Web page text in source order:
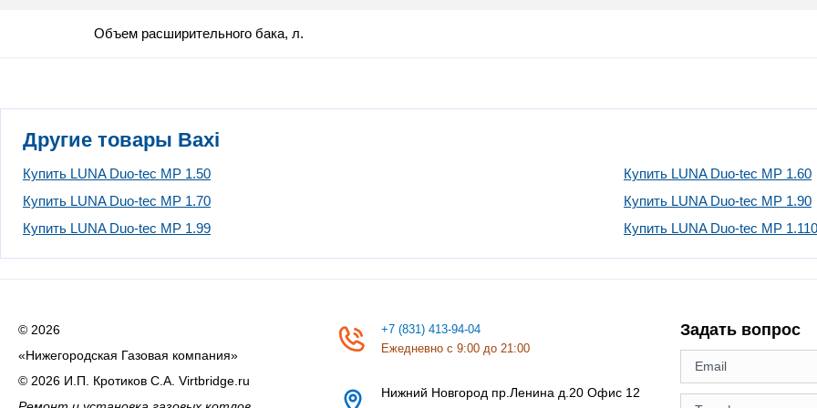
Объем расширительного бака, л.
Другие товары Baxi
Купить LUNA Duo-tec MP 1.50
Купить LUNA Duo-tec MP 1.60
Купить LUNA Duo-tec MP 1.70
Купить LUNA Duo-tec MP 1.90
Купить LUNA Duo-tec MP 1.99
Купить LUNA Duo-tec MP 1.110
© 2026
«Нижегородская Газовая компания»
© 2026 И.П. Кротиков С.А. Virtbridge.ru
+7 (831) 413-94-04
Ежедневно с 9:00 до 21:00
Нижний Новгород пр.Ленина д.20 Офис 12
Задать вопрос